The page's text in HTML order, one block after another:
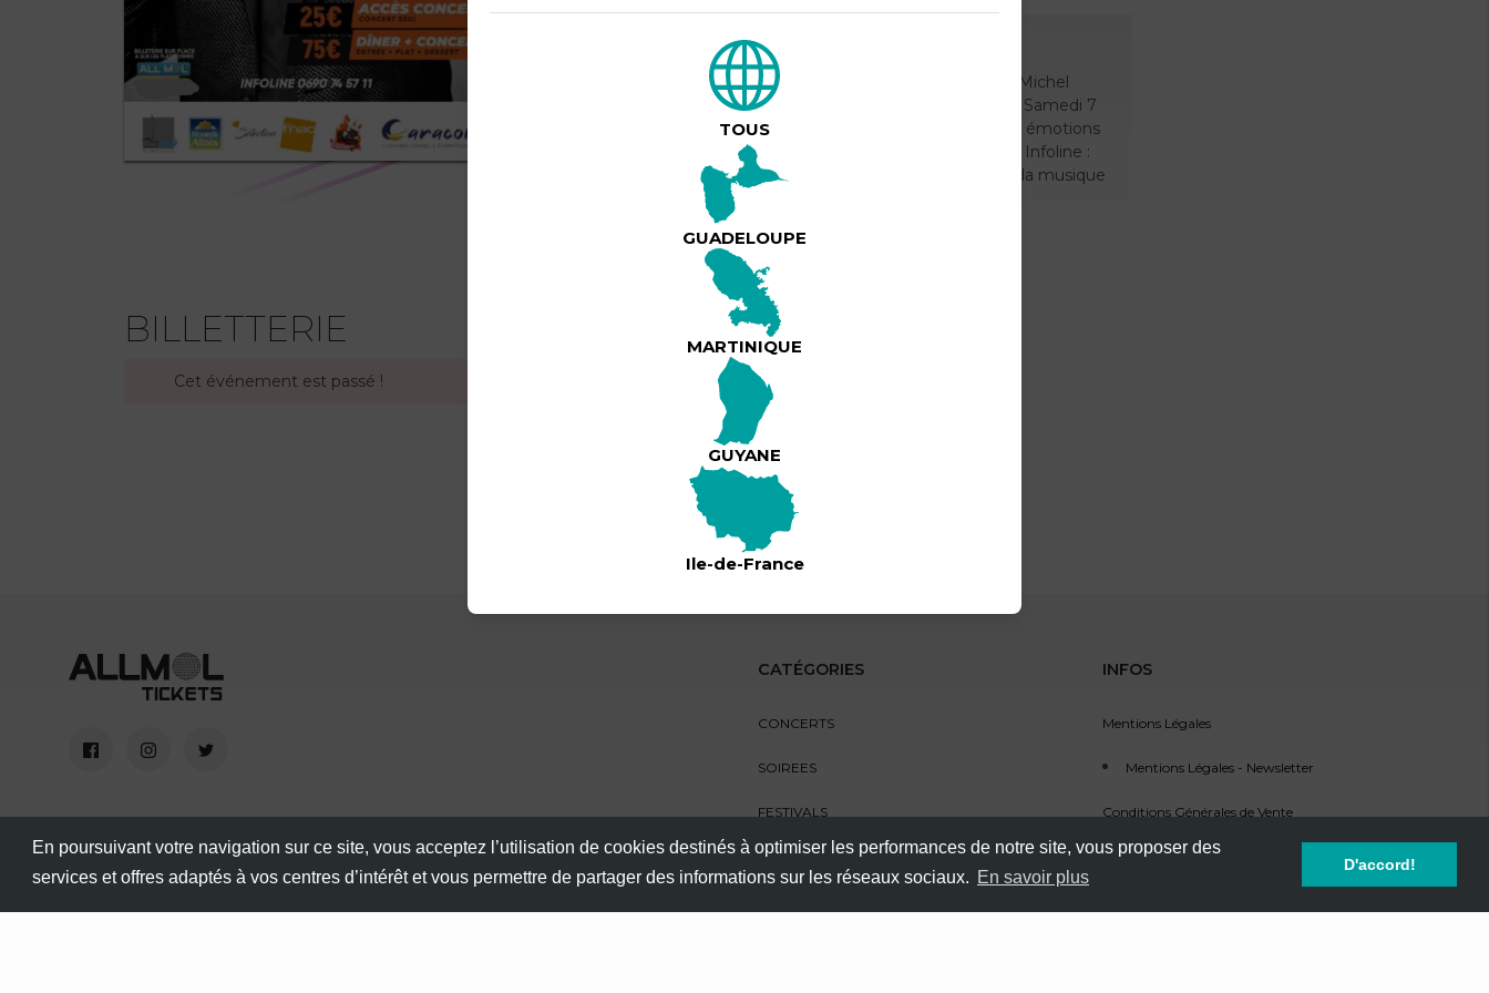
En poursuivant votre navigation sur ce site, vous acceptez l’utilisation de cookies destinés à optimiser les performances de notre site, vous proposer des
services et offres adaptés à vos centres d’intérêt et vous permettre de partager des informations sur les réseaux sociaux. En savoir plus
D'accord!
DESCRIPTION DU PRODUIT
🎶 Une voix. Une légende. Une nuit d’exception. Jean-Michel
Cabrimol & la Maafia All Stars en live au Yacht Club. 📍 Samedi 7
février – 20h 🔥 Concert intense • ambiance élégante • émotions
garanties 🎟️ Concert : 25€ 🍽️ Dîner + concert : 75€ 📞 Infoline :
0690 74 57 11 🎫 Billets : Allmol ✨ Le Yacht Club, là où la musique
devient expérience.
BILLETTERIE
Cet événement est passé !
CATÉGORIES
CONCERTS
SOIREES
FESTIVALS
SPECTACLES
INFOS
Mentions Légales
Mentions Légales - Newsletter
Conditions Générales de Vente
Service Clients - SAV
TOUS
GUADELOUPE
MARTINIQUE
GUYANE
Ile-de-France